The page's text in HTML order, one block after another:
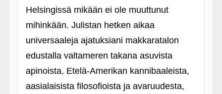
Helsingissä mikään ei ole muuttunut
mihinkään. Julistan hetken aikaa
universaaleja ajatuksiani makkaratalon
edustalla valtameren takana asuvista
apinoista, Etelä-Amerikan kannibaaleista,
aasialaisista filosofioista ja avaruudesta,